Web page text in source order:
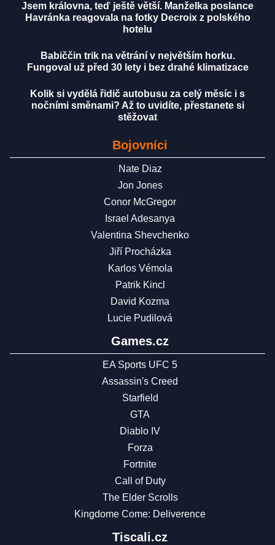
Jsem královna, teď ještě větší. Manželka poslance
Havránka reagovala na fotky Decroix z polského
hotelu
Babiččin trik na větrání v největším horku.
Fungoval už před 30 lety i bez drahé klimatizace
Kolik si vydělá řidič autobusu za celý měsíc i s
nočními směnami? Až to uvidíte, přestanete si
stěžovat
Bojovníci
Nate Diaz
Jon Jones
Conor McGregor
Israel Adesanya
Valentina Shevchenko
Jiří Procházka
Karlos Vémola
Patrik Kincl
David Kozma
Lucie Pudilová
Games.cz
EA Sports UFC 5
Assassin's Creed
Starfield
GTA
Diablo IV
Forza
Fortnite
Call of Duty
The Elder Scrolls
Kingdome Come: Deliverence
Tiscali.cz